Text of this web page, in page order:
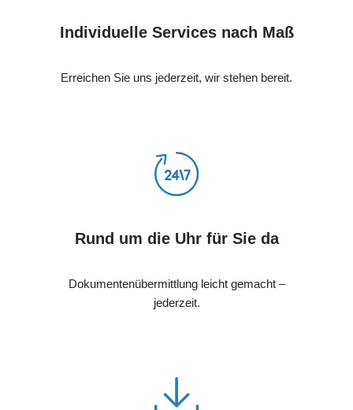
Individuelle Services nach Maß
Erreichen Sie uns jederzeit, wir stehen bereit.
Rund um die Uhr für Sie da
Dokumentenübermittlung leicht gemacht –
jederzeit.